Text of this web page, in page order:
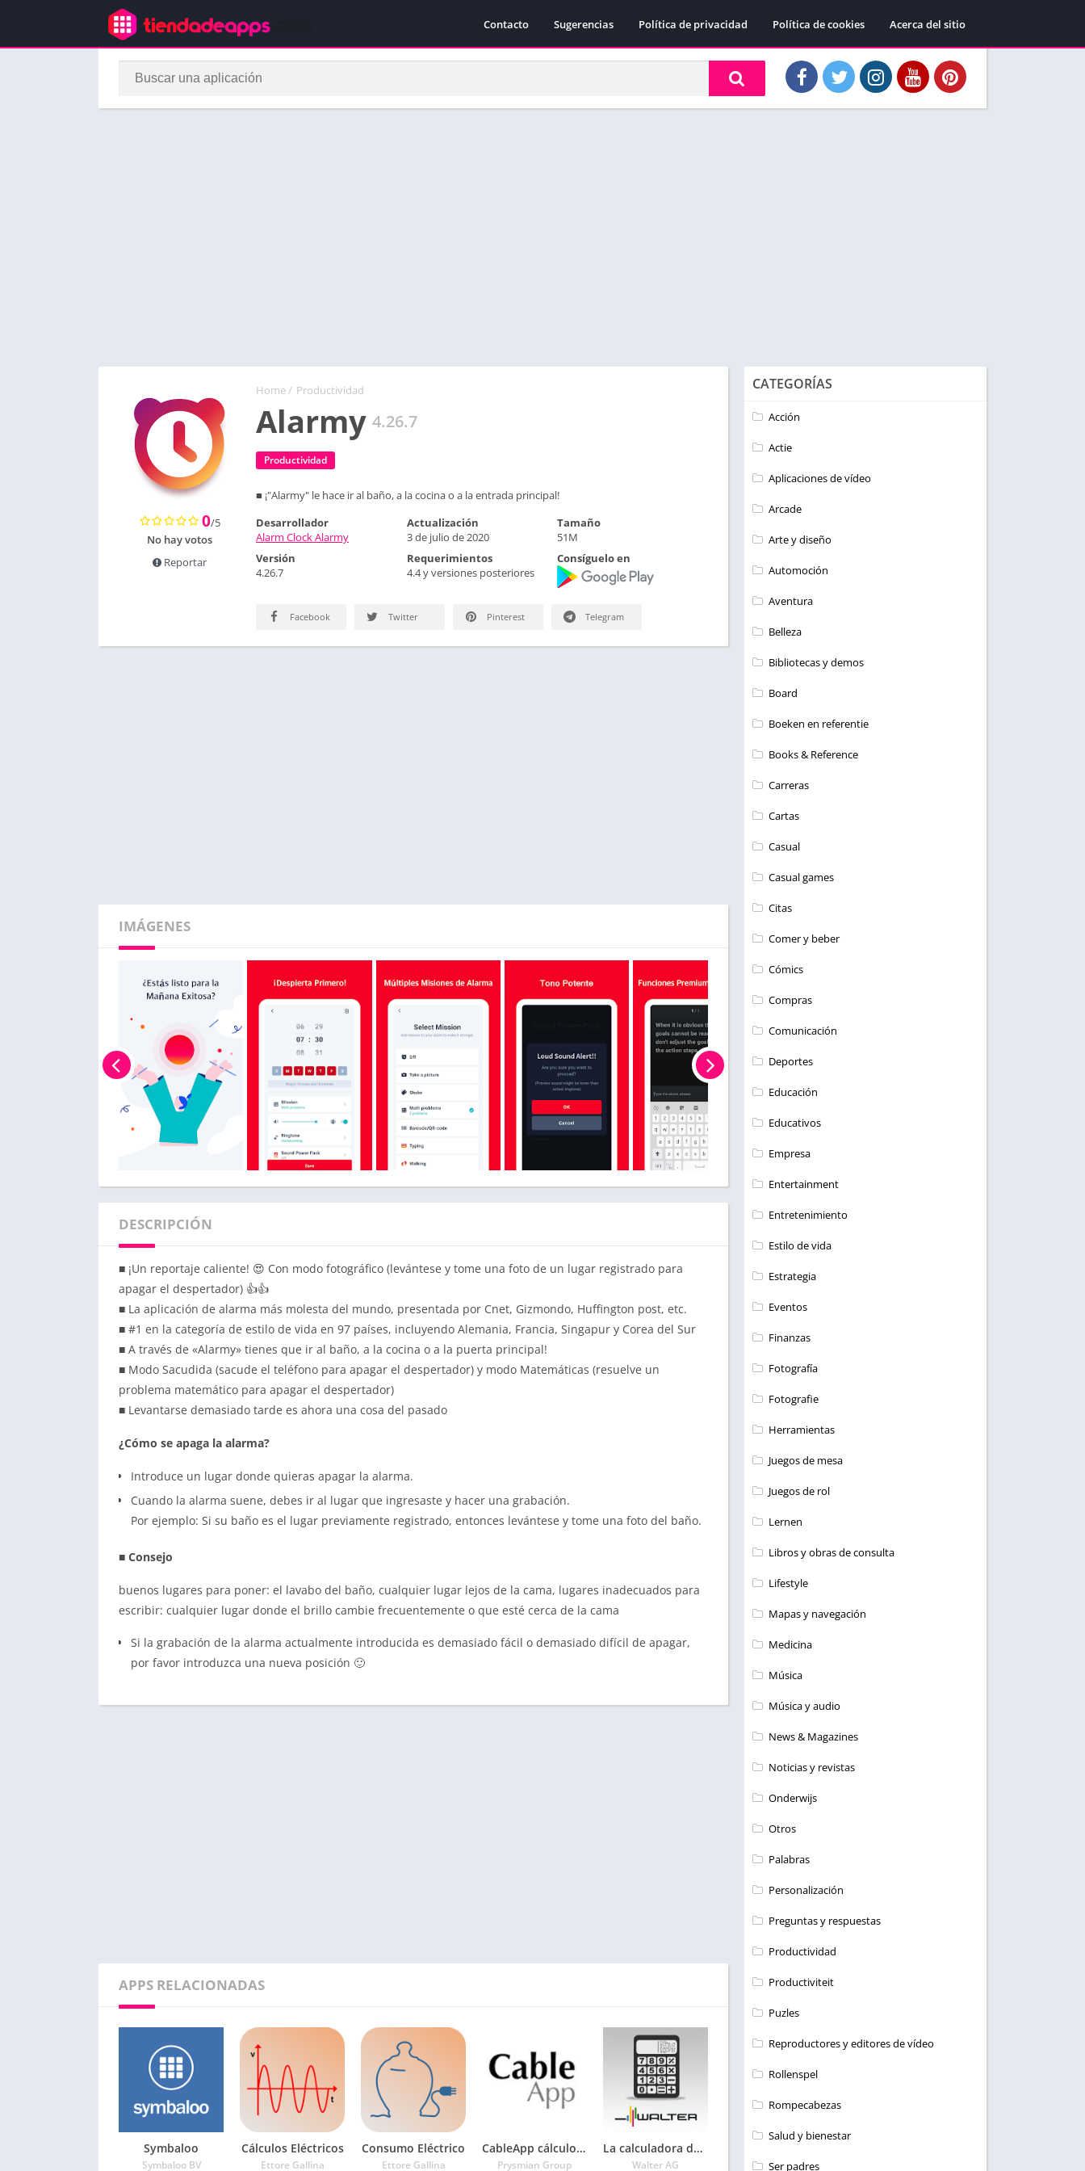
Contacto Sugerencias Política de privacidad Política de cookies Acerca del sitio
Home/ Productividad
Alarmy 4.26.7
Productividad
■ ¡"Alarmy" le hace ir al baño, a la cocina o a la entrada principal!
0/5
No hay votos
Reportar
Desarrollador
Alarm Clock Alarmy
Actualización
3 de julio de 2020
Tamaño
51M
Versión
4.26.7
Requerimientos
4.4 y versiones posteriores
Consíguelo en
Facebook Twitter Pinterest Telegram
IMÁGENES
DESCRIPCIÓN
■ ¡Un reportaje caliente! 😍 Con modo fotográfico (levántese y tome una foto de un lugar registrado para
apagar el despertador) 👍👍
■ La aplicación de alarma más molesta del mundo, presentada por Cnet, Gizmondo, Huffington post, etc.
■ #1 en la categoría de estilo de vida en 97 países, incluyendo Alemania, Francia, Singapur y Corea del Sur
■ A través de «Alarmy» tienes que ir al baño, a la cocina o a la puerta principal!
■ Modo Sacudida (sacude el teléfono para apagar el despertador) y modo Matemáticas (resuelve un
problema matemático para apagar el despertador)
■ Levantarse demasiado tarde es ahora una cosa del pasado
¿Cómo se apaga la alarma?
Introduce un lugar donde quieras apagar la alarma.
Cuando la alarma suene, debes ir al lugar que ingresaste y hacer una grabación.
Por ejemplo: Si su baño es el lugar previamente registrado, entonces levántese y tome una foto del baño.
■ Consejo
buenos lugares para poner: el lavabo del baño, cualquier lugar lejos de la cama, lugares inadecuados para
escribir: cualquier lugar donde el brillo cambie frecuentemente o que esté cerca de la cama
Si la grabación de la alarma actualmente introducida es demasiado fácil o demasiado difícil de apagar,
por favor introduzca una nueva posición 🙂
APPS RELACIONADAS
Symbaloo
Symbaloo BV
Cálculos Eléctricos
Ettore Gallina
Consumo Eléctrico
Ettore Gallina
CableApp cálculo sección cable
Prysmian Group
La calculadora del mecanizado Walter
Walter AG
CATEGORÍAS
Acción
Actie
Aplicaciones de vídeo
Arcade
Arte y diseño
Automoción
Aventura
Belleza
Bibliotecas y demos
Board
Boeken en referentie
Books & Reference
Carreras
Cartas
Casual
Casual games
Citas
Comer y beber
Cómics
Compras
Comunicación
Deportes
Educación
Educativos
Empresa
Entertainment
Entretenimiento
Estilo de vida
Estrategia
Eventos
Finanzas
Fotografía
Fotografie
Herramientas
Juegos de mesa
Juegos de rol
Lernen
Libros y obras de consulta
Lifestyle
Mapas y navegación
Medicina
Música
Música y audio
News & Magazines
Noticias y revistas
Onderwijs
Otros
Palabras
Personalización
Preguntas y respuestas
Productividad
Productiviteit
Puzles
Reproductores y editores de vídeo
Rollenspel
Rompecabezas
Salud y bienestar
Ser padres